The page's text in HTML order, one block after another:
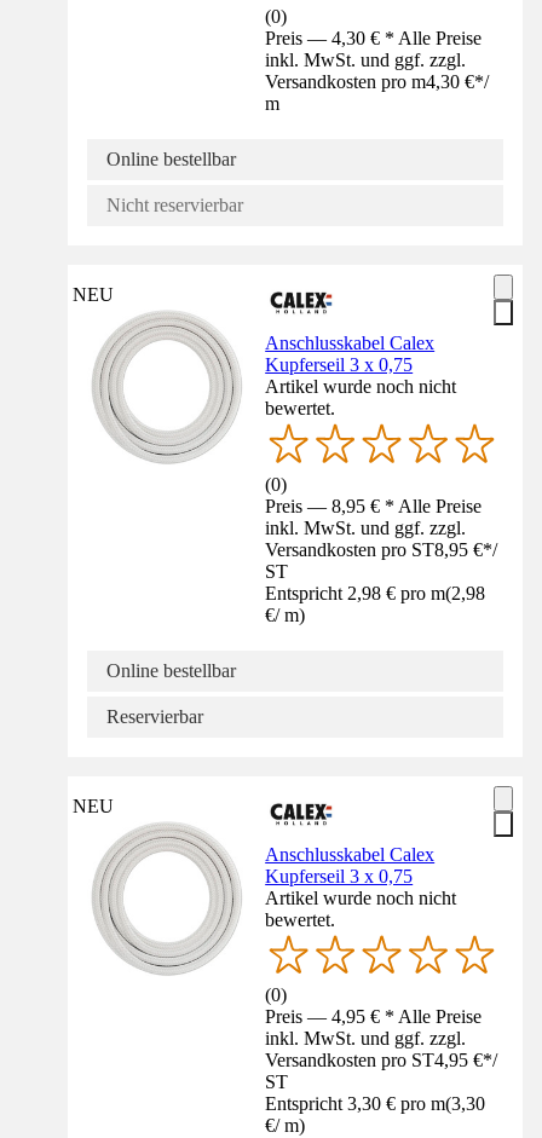
(0)
Preis — 4,30 € * Alle Preise
inkl. MwSt. und ggf. zzgl.
Versandkosten pro m4,30 €*/
m
Online bestellbar
Nicht reservierbar
NEU
Anschlusskabel Calex
Kupferseil 3 x 0,75
Artikel wurde noch nicht
bewertet.
(0)
Preis — 8,95 € * Alle Preise
inkl. MwSt. und ggf. zzgl.
Versandkosten pro ST8,95 €*/
ST
Entspricht 2,98 € pro m(2,98
€/ m)
Online bestellbar
Reservierbar
NEU
Anschlusskabel Calex
Kupferseil 3 x 0,75
Artikel wurde noch nicht
bewertet.
(0)
Preis — 4,95 € * Alle Preise
inkl. MwSt. und ggf. zzgl.
Versandkosten pro ST4,95 €*/
ST
Entspricht 3,30 € pro m(3,30
€/ m)